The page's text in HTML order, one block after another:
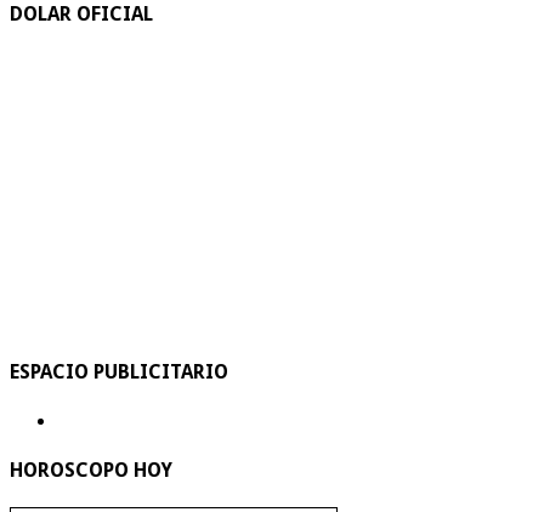
DOLAR OFICIAL
ESPACIO PUBLICITARIO
HOROSCOPO HOY